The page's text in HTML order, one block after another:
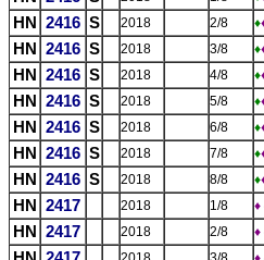
HN 2416 S 2018 2/8 ♦
HN 2416 S 2018 3/8 ♦
HN 2416 S 2018 4/8 ♦
HN 2416 S 2018 5/8 ♦
HN 2416 S 2018 6/8 ♦
HN 2416 S 2018 7/8 ♦
HN 2416 S 2018 8/8 ♦
HN 2417 2018 1/8 ♦
HN 2417 2018 2/8 ♦